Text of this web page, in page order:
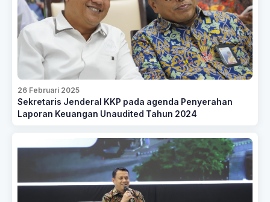
26 Februari 2025
Sekretaris Jenderal KKP pada agenda Penyerahan
Laporan Keuangan Unaudited Tahun 2024